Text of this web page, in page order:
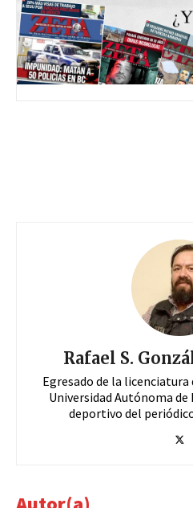
Rafael S.
Egresado de la
Universidad Autónoma
deportivo del periódico